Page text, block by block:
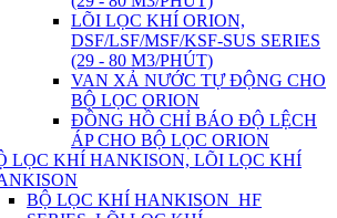
LÕI LỌC KHÍ ORION,
DSF/LSF/MSF/KSF-SUS SERIES
(29 - 80 M3/PHÚT)
VAN XẢ NƯỚC TỰ ĐỘNG CHO
BỘ LỌC ORION
ĐỒNG HỒ CHỈ BÁO ĐỘ LỆCH
ÁP CHO BỘ LỌC ORION
LỌC KHÍ HANKISON, LÕI LỌC KHÍ
BỘ LỌC KHÍ HANKISON_HF